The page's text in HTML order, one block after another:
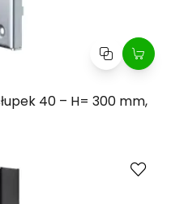
40 – H= 300 mm,